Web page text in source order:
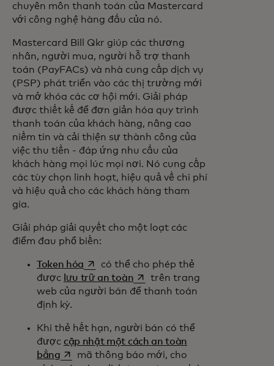
chuyên môn thanh toán của Mastercard
với công nghệ hàng đầu của nó.
Mastercard Bill Qkr giúp các thương
nhân, người mua, người hỗ trợ thanh
toán (PayFACs) và nhà cung cấp dịch vụ
(PSP) phát triển vào các thị trường mới
và mở khóa các cơ hội mới. Giải pháp
được thiết kế để đơn giản hóa quy trình
thanh toán của khách hàng, nâng cao
niềm tin và cải thiện sự thành công của
việc thu tiền - đáp ứng nhu cầu của
khách hàng mọi lúc mọi nơi. Nó cung cấp
các tùy chọn linh hoạt, hiệu quả về chi phí
và hiệu quả cho các khách hàng tham
gia.
Giải pháp giải quyết cho một loạt các
điểm đau phổ biến:
Token hóa opens in a new tab
có thể cho phép thẻ
được
lưu trữ an toànopens in a new tab
trên trang
web của người bán để thanh toán
định kỳ.
Khi thẻ hết hạn, người bán có thể
được cập nhật một cách an toàn
bằngopens in a new tab
mã thông báo mới, cho